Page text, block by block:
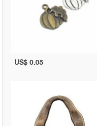
US$ 0.05